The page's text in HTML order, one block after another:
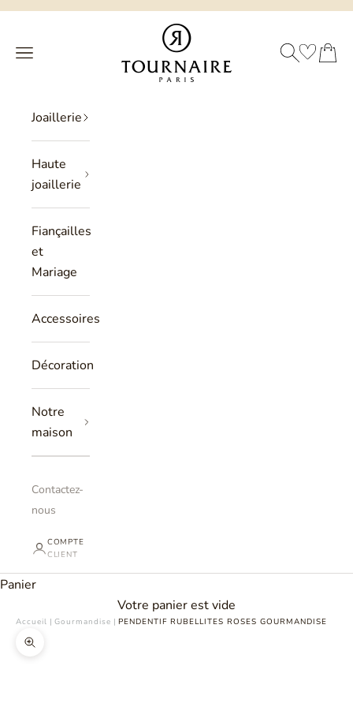
Passer au contenu
Philippe Tournaire
Menu
RECHERCHEPANIER
Joaillerie
Haute
joaillerie
Fiançailles
et
Mariage
Accessoires
Décoration
Notre
maison
Contactez-
nous
COMPTE
CLIENT
Panier
Votre panier est vide
Accueil | Gourmandise | PENDENTIF RUBELLITES ROSES GOURMANDISE
Zoomer sur l'image